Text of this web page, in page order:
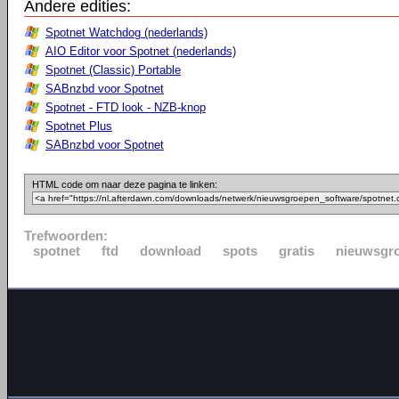
Andere edities:
Spotnet Watchdog (nederlands)
AIO Editor voor Spotnet (nederlands)
Spotnet (Classic) Portable
SABnzbd voor Spotnet
Spotnet - FTD look - NZB-knop
Spotnet Plus
SABnzbd voor Spotnet
HTML code om naar deze pagina te linken:
Trefwoorden:
spotnet
ftd download spots gratis